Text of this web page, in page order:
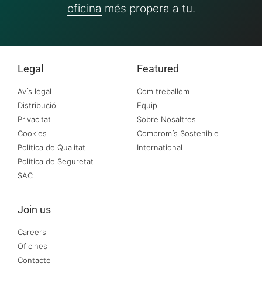
oficina més propera a tu.
Legal
Avís legal
Distribució
Privacitat
Cookies
Política de Qualitat
Política de Seguretat
SAC
Featured
Com treballem
Equip
Sobre Nosaltres
Compromís Sostenible
International
Join us
Careers
Oficines
Contacte